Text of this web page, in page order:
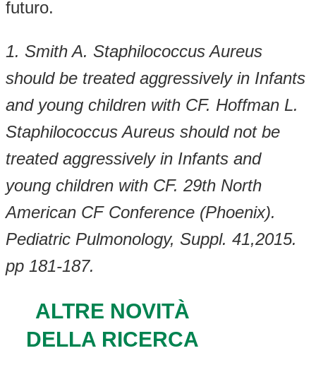
futuro.
1. Smith A. Staphilococcus Aureus
should be treated aggressively in Infants
and young children with CF. Hoffman L.
Staphilococcus Aureus should not be
treated aggressively in Infants and
young children with CF. 29th North
American CF Conference (Phoenix).
Pediatric Pulmonology, Suppl. 41,2015.
pp 181-187.
ALTRE NOVITÀ
DELLA RICERCA